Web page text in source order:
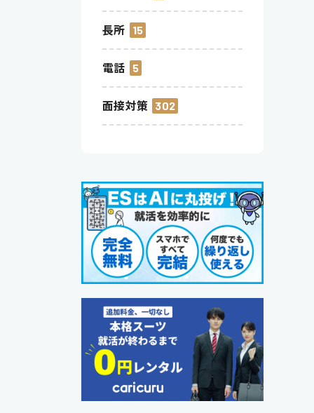
長所 15
電話 5
面接対策 302